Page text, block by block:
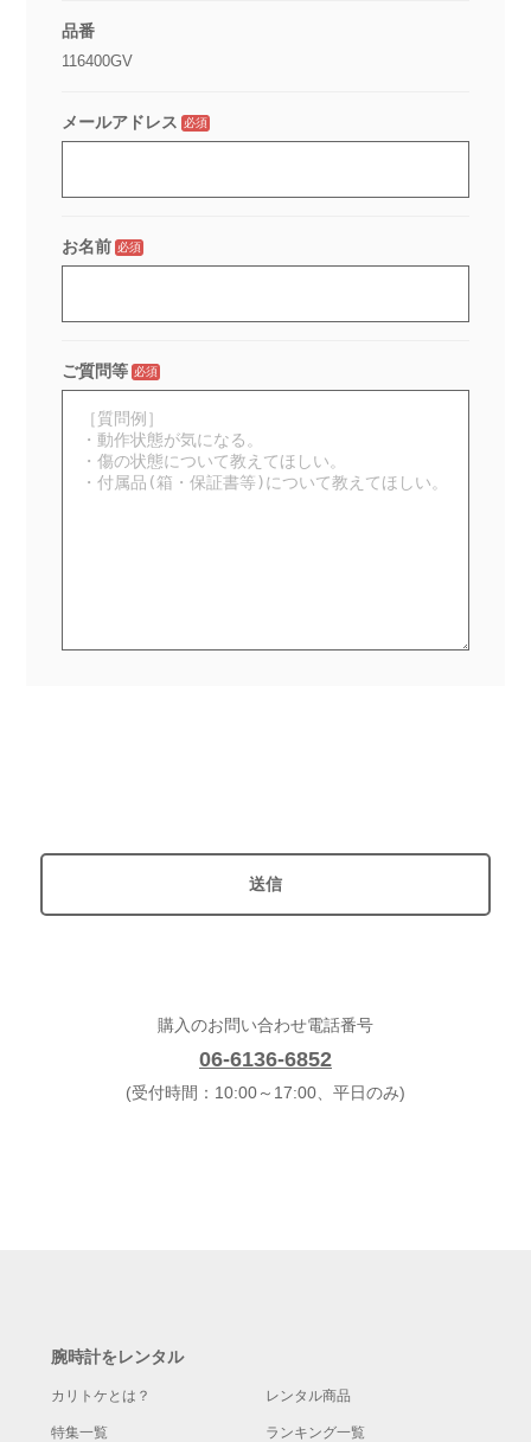
品番
116400GV
メールアドレス 必須
お名前 必須
ご質問等 必須
購入のお問い合わせ電話番号
06-6136-6852
(受付時間：10:00～17:00、平日のみ)
腕時計をレンタル
カリトケとは？ レンタル商品
特集一覧 ランキング一覧